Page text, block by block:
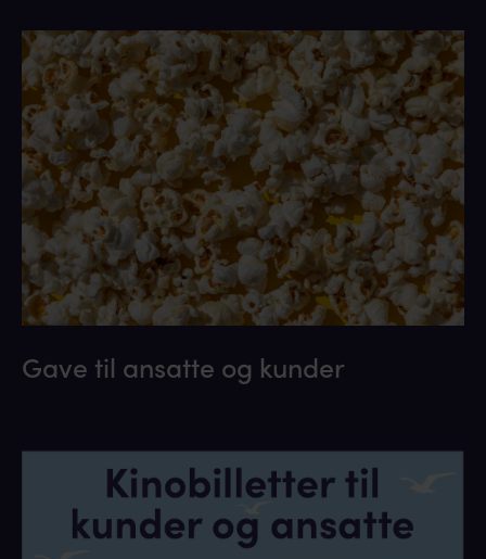
Gave til ansatte og kunder